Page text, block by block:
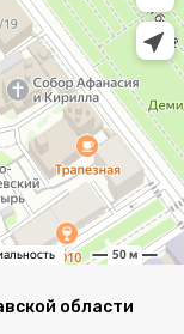
области